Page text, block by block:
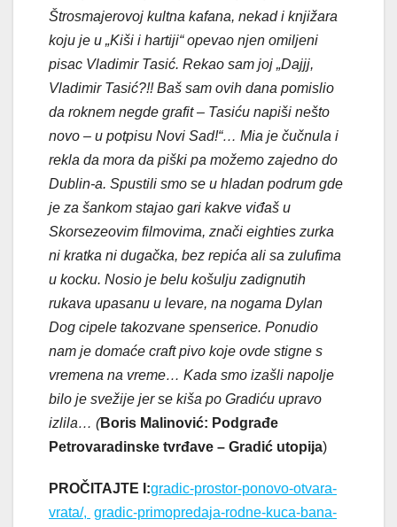
Štrosmajerovoj kultna kafana, nekad i knjižara
koju je u „Kiši i hartiji“ opevao njen omiljeni
pisac Vladimir Tasić. Rekao sam joj „Dajjj,
Vladimir Tasić?!! Baš sam ovih dana pomislio
da roknem negde grafit – Tasiću napiši nešto
novo – u potpisu Novi Sad!“… Mia je čučnula i
rekla da mora da piški pa možemo zajedno do
Dublin-a. Spustili smo se u hladan podrum gde
je za šankom stajao gari kakve viđaš u
Skorsezeovim filmovima, znači eighties zurka
ni kratka ni dugačka, bez repića ali sa zulufima
u kocku. Nosio je belu košulju zadignutih
rukava upasanu u levare, na nogama Dylan
Dog cipele takozvane spenserice. Ponudio
nam je domaće craft pivo koje ovde stigne s
vremena na vreme… Kada smo izašli napolje
bilo je svežije jer se kiša po Gradiću upravo
izlila… (Boris Malinović: Podgrađe
Petrovaradinske tvrđave – Gradić utopija)
PROČITAJTE I:gradic-prostor-ponovo-otvara-
vrata/, gradic-primopredaja-rodne-kuca-bana-